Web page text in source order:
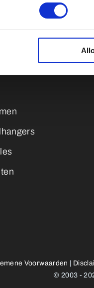
Voorwaarden
© 2003 -